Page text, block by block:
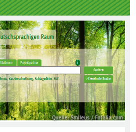
Quelle: Smileus / Fotolia.com